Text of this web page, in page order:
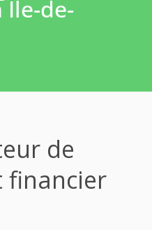
de-
de
financier